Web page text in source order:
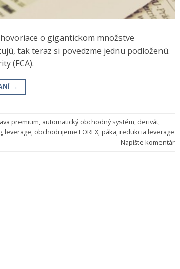
o gigantickom množstve
tak teraz si povedzme jednu podloženú.
(FCA).
→
premium, automatický obchodný systém, derivát,
,leverage, obchodujeme FOREX,páka,redukcia leverage
Napíšte komentár